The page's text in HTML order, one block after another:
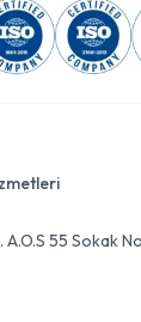
55 Sokak